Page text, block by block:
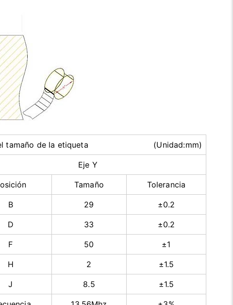
del tamaño de la etiqueta (Unidad:mm)
Eje Y
Tamaño Tolerancia
B 29 ±0.2
D 33 ±0.2
F 50 ±1
H 2 ±1.5
J 8.5 ±1.5